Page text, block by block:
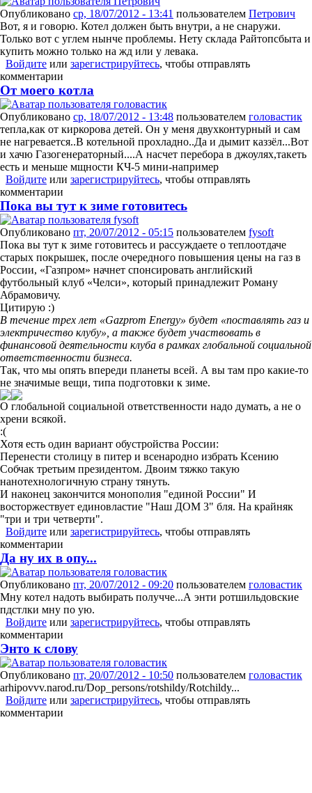
Опубликовано ср, 18/07/2012 - 13:41 пользователем Петрович
Вот, я и говорю. Котел должен быть внутри, а не снаружи.
Только вот с углем нынче проблемы. Нету склада Райтопсбыта и
купить можно только на жд или у левака.
Войдите или зарегистрируйтесь, чтобы отправлять
комментарии
От моего котла
Опубликовано ср, 18/07/2012 - 13:48 пользователем головастик
тепла,как от киркорова детей. Он у меня двухконтурный и сам
не нагревается..В котельной прохладно..Да и дымит каззёл...Вот
и хачю Газогенераторный....А насчет перебора в джоулях,такеть
есть и меньше мщности КЧ-5 мини-например
Войдите или зарегистрируйтесь, чтобы отправлять
комментарии
Пока вы тут к зиме готовитесь
Опубликовано пт, 20/07/2012 - 05:15 пользователем fysoft
Пока вы тут к зиме готовитесь и рассуждаете о теплоотдаче
старых покрышек, после очередного повышения цены на газ в
России, «Газпром» начнет спонсировать английский
футбольный клуб «Челси», который принадлежит Роману
Абрамовичу.
Цитирую :)
В течение трех лет «Gazprom Energy» будет «поставлять газ и
электричество клубу», а также будет участвовать в
финансовой деятельности клуба в рамках глобальной социальной
ответственности бизнеса.
Так, что мы опять впереди планеты всей. А вы там про какие-то
не значимые вещи, типа подготовки к зиме.
О глобальной социальной ответственности надо думать, а не о
хрени всякой.
:(
Хотя есть один вариант обустройства России:
Перенести столицу в питер и всенародно избрать Ксению
Собчак третьим президентом. Двоим тяжко такую
нанотехнологичную страну тянуть.
И наконец закончится монополия "единой России" И
восторжествует единовластие "Наш ДОМ 3" бля. На крайняк
"три и три четверти".
Войдите или зарегистрируйтесь, чтобы отправлять
комментарии
Да ну их в опу...
Опубликовано пт, 20/07/2012 - 09:20 пользователем головастик
Мну котел надоть выбирать получче...А энти ротшильдовские
пдстлки мну по ую.
Войдите или зарегистрируйтесь, чтобы отправлять
комментарии
Энто к слову
Опубликовано пт, 20/07/2012 - 10:50 пользователем головастик
arhipovvv.narod.ru/Dop_persons/rotshildy/Rotchildy...
Войдите или зарегистрируйтесь, чтобы отправлять
комментарии